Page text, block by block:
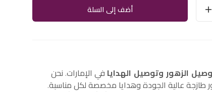
أضف إلى السلة
الزهور وتوصيل الهدايا في الإمارات. نحن
عالية الجودة وهدايا مخصصة لكل مناسبة.